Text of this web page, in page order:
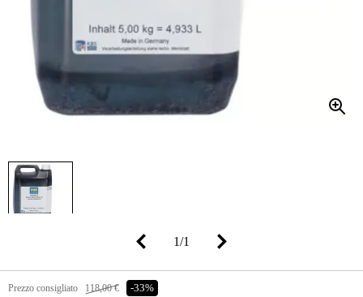
1/1
Prezzo consigliato 118,00 € -33%